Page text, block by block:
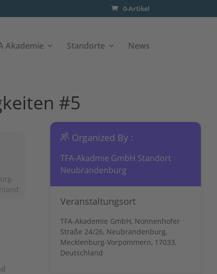
0-Artikel
Akademie Standorte News
#5
Organized By :
TFA-Akadmie GmbH Standort
Neubrandenburg
Veranstaltungsort
TFA-Akademie GmbH, Nonnenhofer
Straße 24/26, Neubrandenburg,
Mecklenburg-Vorpommern, 17033,
Deutschland